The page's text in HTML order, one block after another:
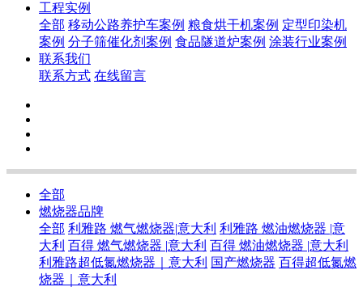
工程实例
全部 移动公路养护车案例 粮食烘干机案例 定型印染机
案例 分子筛催化剂案例 食品隧道炉案例 涂装行业案例
联系我们
联系方式 在线留言
全部
燃烧器品牌
全部 利雅路 燃气燃烧器|意大利 利雅路 燃油燃烧器 |意
大利 百得 燃气燃烧器 |意大利 百得 燃油燃烧器 |意大利
利雅路超低氮燃烧器｜意大利 国产燃烧器 百得超低氮燃
烧器｜意大利